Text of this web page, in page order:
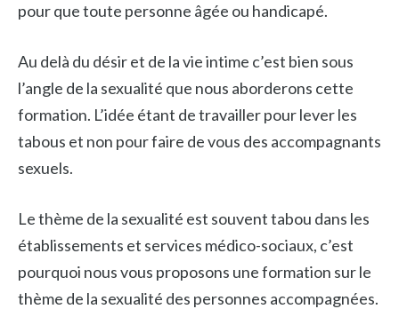
pour que toute personne âgée ou handicapé.
Au delà du désir et de la vie intime c’est bien sous
l’angle de la sexualité que nous aborderons cette
formation. L’idée étant de travailler pour lever les
tabous et non pour faire de vous des accompagnants
sexuels.
Le thème de la sexualité est souvent tabou dans les
établissements et services médico-sociaux, c’est
pourquoi nous vous proposons une formation sur le
thème de la sexualité des personnes accompagnées.